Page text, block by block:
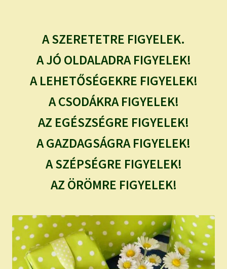
A SZERETETRE FIGYELEK.
A JÓ OLDALADRA FIGYELEK!
A LEHETŐSÉGEKRE FIGYELEK!
A CSODÁKRA FIGYELEK!
AZ EGÉSZSÉGRE FIGYELEK!
A GAZDAGSÁGRA FIGYELEK!
A SZÉPSÉGRE FIGYELEK!
AZ ÖRÖMRE FIGYELEK!